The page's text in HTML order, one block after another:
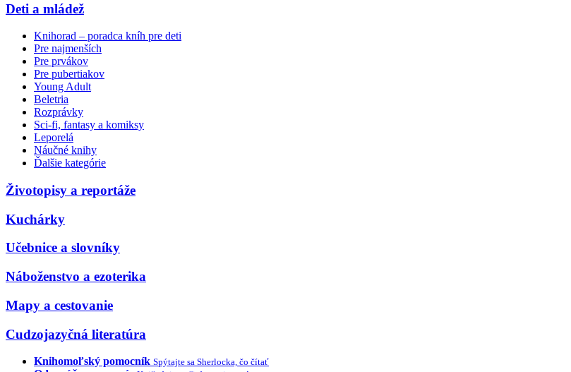
Deti a mládež
Knihorad – poradca kníh pre deti
Pre najmenších
Pre prvákov
Pre pubertiakov
Young Adult
Beletria
Rozprávky
Sci-fi, fantasy a komiksy
Leporelá
Náučné knihy
Ďalšie kategórie
Životopisy a reportáže
Kuchárky
Učebnice a slovníky
Náboženstvo a ezoterika
Mapy a cestovanie
Cudzojazyčná literatúra
Knihomoľský pomocník Spýtajte sa Sherlocka, čo čítať